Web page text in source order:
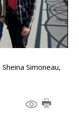
Simoneau,